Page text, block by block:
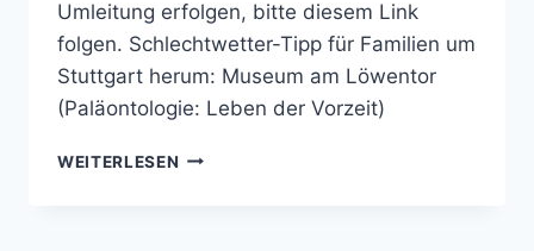
Umleitung erfolgen, bitte diesem Link
folgen. Schlechtwetter-Tipp für Familien um
Stuttgart herum: Museum am Löwentor
(Paläontologie: Leben der Vorzeit)
WEITERLESEN SCHLECHTWETTER-